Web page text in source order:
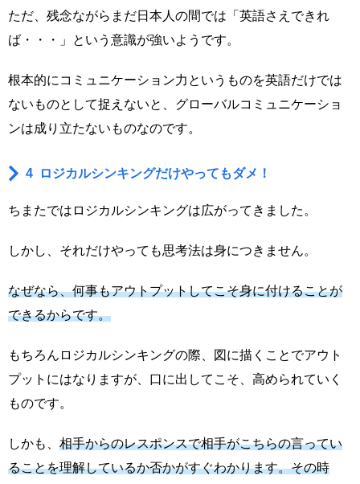
ただ、残念ながらまだ日本人の間では「英語さえできれ
ば・・・」という意識が強いようです。
根本的にコミュニケーション力というものを英語だけでは
ないものとして捉えないと、グローバルコミュニケーショ
ンは成り立たないものなのです。
4 ロジカルシンキングだけやってもダメ！
ちまたではロジカルシンキングは広がってきました。
しかし、それだけやっても思考法は身につきません。
なぜなら、何事もアウトプットしてこそ身に付けることが
できるからです。
もちろんロジカルシンキングの際、図に描くことでアウト
プットにはなりますが、口に出してこそ、高められていく
ものです。
しかも、 相手からのレスポンスで相手がこちらの言ってい
ることを理解しているか否かがすぐわかります。その時